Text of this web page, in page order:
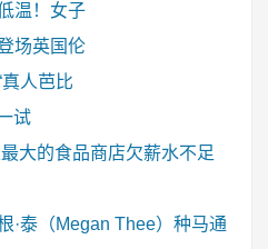
温！女子
场英国伦
人芭比
试
大的食品商店欠薪水不足
·泰（Megan Thee）种马通